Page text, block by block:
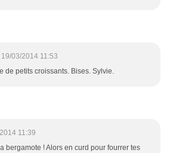
19/03/2014 11:53
de petits croissants. Bises. Sylvie.
11:39
bergamote ! Alors en curd pour fourrer tes